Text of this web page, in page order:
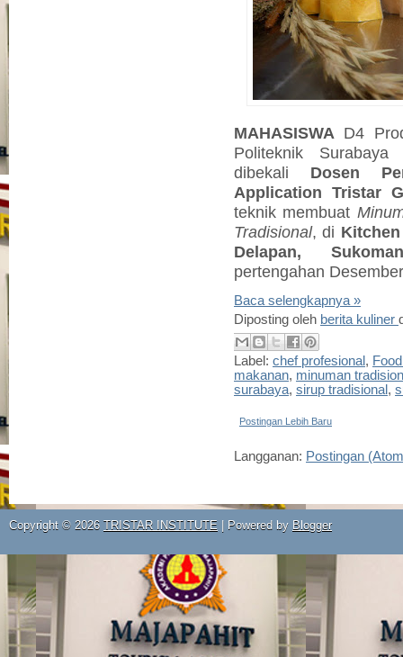
MAHASISWA D4
Politeknik
dibekali Dosen
Application Tristar
teknik membuat
Tradisional, di
Delapan,
pertengahan
Baca selengkapnya »
Diposting oleh berita kuliner
Label: chef profesional,
makanan, minuman
surabaya, sirup tradisional,
Postingan Lebih Baru
Langganan: Postingan
Copyright © 2026 TRISTAR INSTITUTE | Powered by Blogger